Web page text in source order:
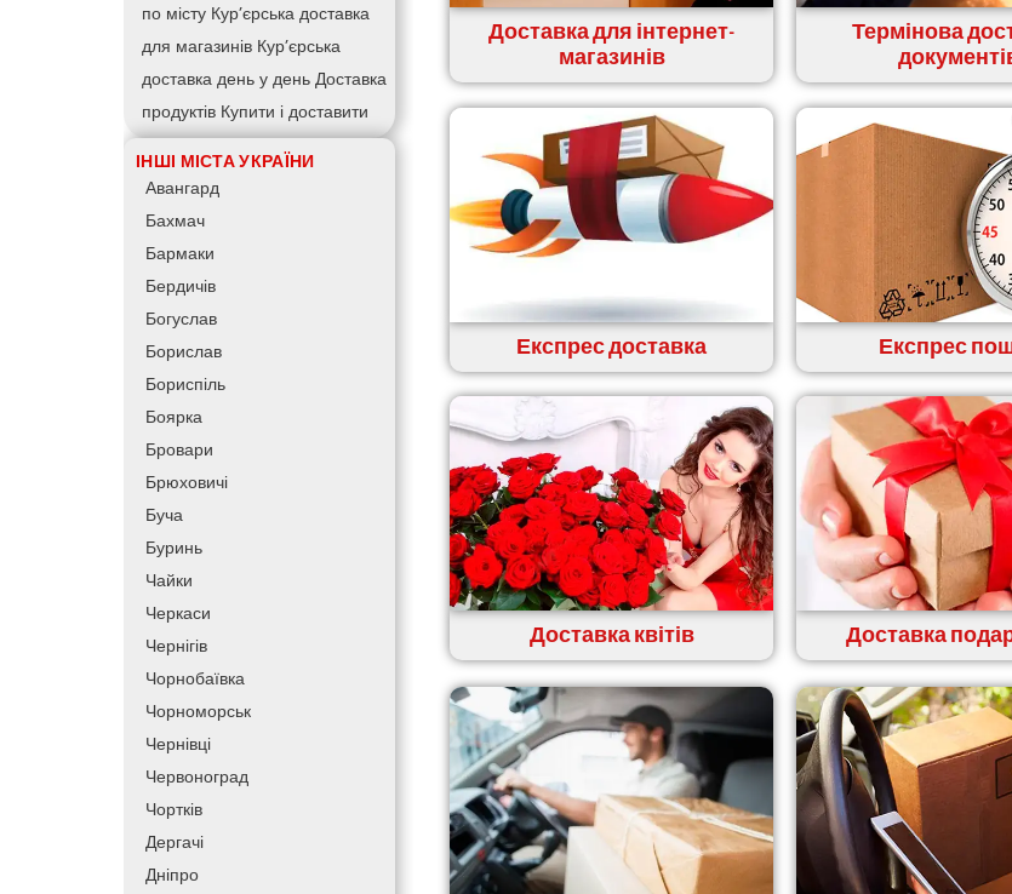
по місту Кур’єрська доставка
для магазинів Кур’єрська
доставка день у день Доставка
продуктів Купити і доставити
Зворотна доставка Швидка
кур’єрська доставка
за 60 хвилин
клієнту
АТБ доставка
Варус доставка
ІНШІ МІСТА УКРАЇНИ
Авангард
Бахмач
Бармаки
Бердичів
Богуслав
Борислав
Бориспіль
Боярка
Бровари
Брюховичі
Буча
Буринь
Чайки
Черкаси
Чернігів
Чорнобаївка
Чорноморськ
Чернівці
Червоноград
Чортків
Дергачі
Дніпро
Доставка для інтернет-
магазинів
Термінова
Експрес доставка Експрес
Доставка квітів Доставка